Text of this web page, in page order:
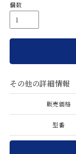
個数
その他の詳細情報
販売価格
型番